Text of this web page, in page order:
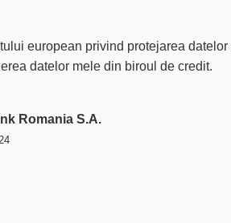
european privind protejarea datelor
datelor mele din biroul de credit.
Romania S.A.